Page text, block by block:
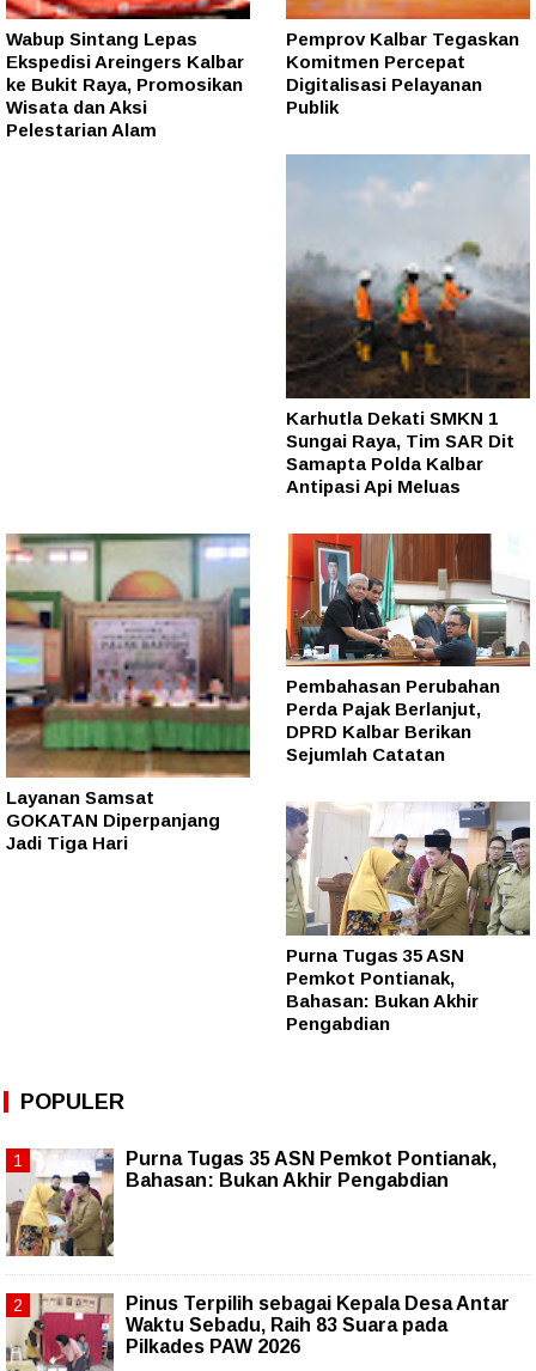
Wabup Sintang Lepas
Ekspedisi Areingers Kalbar
ke Bukit Raya, Promosikan
Wisata dan Aksi
Pelestarian Alam
Pemprov Kalbar Tegaskan
Komitmen Percepat
Digitalisasi Pelayanan
Publik
Karhutla Dekati SMKN 1
Sungai Raya, Tim SAR Dit
Samapta Polda Kalbar
Antipasi Api Meluas
Layanan Samsat
GOKATAN Diperpanjang
Jadi Tiga Hari
Pembahasan Perubahan
Perda Pajak Berlanjut,
DPRD Kalbar Berikan
Sejumlah Catatan
Purna Tugas 35 ASN
Pemkot Pontianak,
Bahasan: Bukan Akhir
Pengabdian
POPULER
Purna Tugas 35 ASN Pemkot Pontianak,
Bahasan: Bukan Akhir Pengabdian
Pinus Terpilih sebagai Kepala Desa Antar
Waktu Sebadu, Raih 83 Suara pada
Pilkades PAW 2026